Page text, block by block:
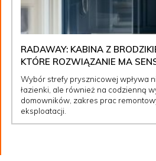
RADAWAY: KABINA Z
KTÓRE ROZWIĄZANIE MA
Wybór strefy prysznicowej wpływa
łazienki, ale również na codzienną
domowników, zakres prac
eksploatacji.